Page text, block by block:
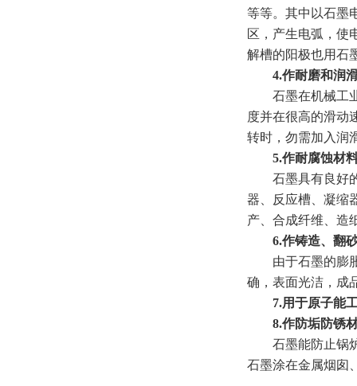
等等。其中以石墨
区，产生电弧，使
解槽的阳极也用石
4.作耐磨和润
石墨在机械工业
度并在很高的滑动
转时，勿需加入润
5.作耐腐蚀材
石墨具有良好的
器、反应槽、凝缩
产、合成纤维、造
6.作铸造、翻砂
由于石墨的膨胀
确，表面光洁，成
7.用于原子能工
8.作防垢防锈
石墨能防止锅炉
石墨涂在金属烟囱